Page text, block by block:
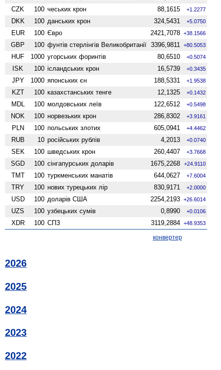
CZK 100 чеських крон 88,1615 +1.2277
DKK 100 данських крон 324,5431 +5.0750
EUR 100 Євро 2421,7078 +38.1566
GBP 100 фунтів стерлінгів Велико­британії 3396,9811 +80.5053
HUF 1000 угорських форинтів 80,6510 +0.5074
ISK 100 ісландських крон 16,5739 +0.3435
JPY 1000 японських єн 188,5331 +1.9538
KZT 100 казахстанських тенге 12,1325 +0.1432
MDL 100 молдовських леїв 122,6512 +0.5498
NOK 100 норвезьких крон 286,8302 +3.9161
PLN 100 польських злотих 605,0941 +4.4462
RUB 10 російських рублів 4,2013 +0.0740
SEK 100 шведських крон 260,4407 +3.7668
SGD 100 сінгапурських доларів 1675,2268 +24.9110
TMT 100 туркменських манатів 644,0627 +7.6004
TRY 100 нових турецьких лір 830,9171 +2.0000
USD 100 доларів США 2254,2193 +26.6014
UZS 100 узбецьких сумів 0,8990 +0.0106
XDR 100 СПЗ 3119,2884 +48.9353
конвертер
2026
2025
2024
2023
2022